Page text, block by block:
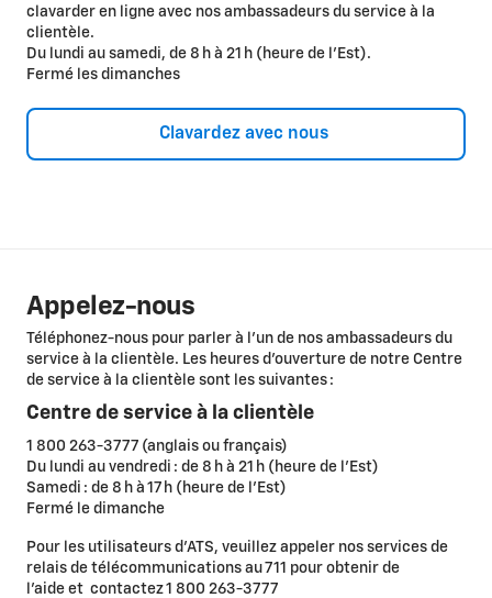
clavarder en ligne avec nos ambassadeurs du service à la
clientèle.
Du lundi au samedi, de 8 h à 21 h (heure de l’Est).
Fermé les dimanches
Clavardez avec nous
Appelez-nous
Téléphonez-nous pour parler à l’un de nos ambassadeurs du
service à la clientèle. Les heures d’ouverture de notre Centre
de service à la clientèle sont les suivantes :
Centre de service à la clientèle
1 800 263-3777 (anglais ou français)
Du lundi au vendredi : de 8 h à 21 h (heure de l’Est)
Samedi : de 8 h à 17 h (heure de l’Est)
Fermé le dimanche
Pour les utilisateurs d’ATS, veuillez appeler nos services de
relais de télécommunications au 711 pour obtenir de
l’aide et contactez 1 800 263-3777